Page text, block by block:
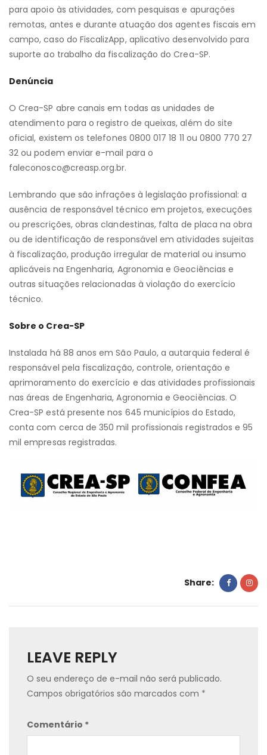
para apoio às atividades, com pesquisas e apurações
remotas, antes e durante atuação dos agentes fiscais em
campo, caso do FiscalizApp, aplicativo desenvolvido para
suporte ao trabalho da fiscalização do Crea-SP.
Denúncia
O Crea-SP abre canais em todas as unidades de
atendimento para o registro de queixas, além do site
oficial, existem os telefones 0800 017 18 11 ou 0800 770 27
32 ou podem enviar e-mail para o
faleconosco@creasp.org.br.
Lembrando que são infrações à legislação profissional: a
ausência de responsável técnico em projetos, execuções
ou prescrições, obras clandestinas, falta de placa na obra
ou de identificação de responsável em atividades sujeitas
à fiscalização, produção irregular de material ou insumo
aplicáveis na Engenharia, Agronomia e Geociências e
outras situações relacionadas à violação do exercício
técnico.
Sobre o Crea-SP
Instalada há 88 anos em São Paulo, a autarquia federal é
responsável pela fiscalização, controle, orientação e
aprimoramento do exercício e das atividades profissionais
nas áreas de Engenharia, Agronomia e Geociências. O
Crea-SP está presente nos 645 municípios do Estado,
conta com cerca de 350 mil profissionais registrados e 95
mil empresas registradas.
Share:
LEAVE REPLY
O seu endereço de e-mail não será publicado.
Campos obrigatórios são marcados com *
Comentário *